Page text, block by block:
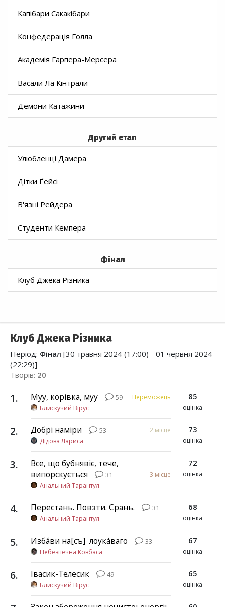
Капібари Сакакібари
Конфедерація Голла
Академія Гарпера-Мерсера
Васали Ла Кінтрали
Демони Катажини
Другий етап
Улюбленці Дамера
Дітки Ґейсі
В'язні Рейдера
Студенти Кемпера
Фінал
Клуб Джека Різника
Клуб Джека Різника
Період: Фінал [30 травня 2024 (17:00) - 01 червня 2024
(22:29)]
Творів: 20
1. Муу, корівка, муу 59
Переможець
Блискучий Вірус
85
оцінка
2. Добрі наміри 53
2 місце
Дідова Лариса
73
оцінка
3.
Все, що бубнявіє, тече,
випорскується
31
3 місце
Анальний Тарантул
72
оцінка
4. Перестань. Повзти. Срань.
31
Анальний Тарантул
68
оцінка
5. Изба́ви на[съ] ѿ лоука́ваго
33
Небезпечна Ковбаса
67
оцінка
6. Івасик-Телесик
49
Блискучий Вірус
65
оцінка